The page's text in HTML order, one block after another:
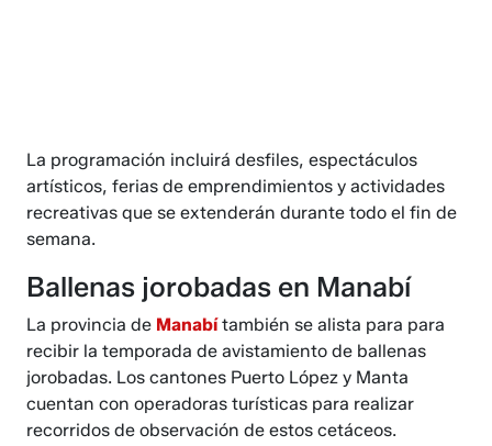
La programación incluirá desfiles, espectáculos
artísticos, ferias de emprendimientos y actividades
recreativas que se extenderán durante todo el fin de
semana.
Ballenas jorobadas en Manabí
La provincia de Manabítambién se alista para para
recibir la temporada de avistamiento de ballenas
jorobadas. Los cantones Puerto López y Manta
cuentan con operadoras turísticas para realizar
recorridos de observación de estos cetáceos.